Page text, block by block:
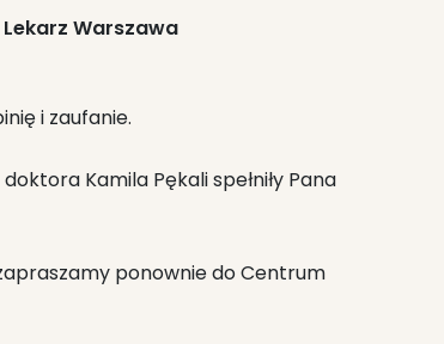
Warszawa
i zaufanie.
Kamila Pękali spełniły Pana
ponownie do Centrum